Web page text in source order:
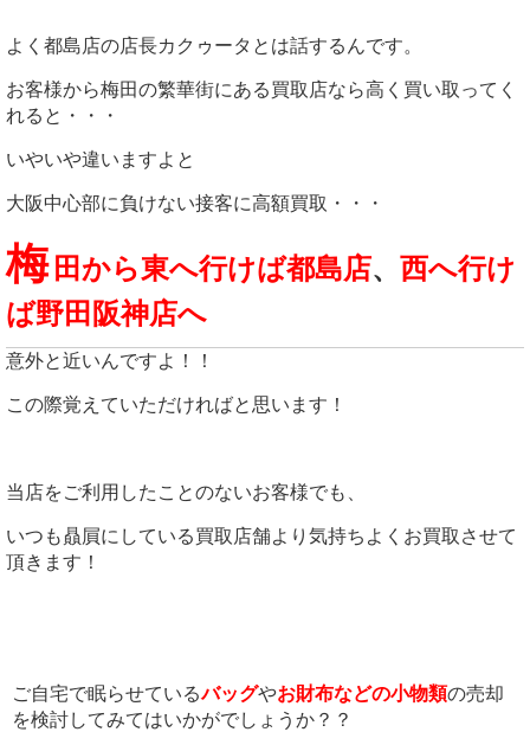
よく都島店の店長カクゥータとは話するんです。
お客様から梅田の繁華街にある買取店なら高く買い取ってく
れると・・・
いやいや違いますよと
大阪中心部に負けない接客に高額買取・・・
梅 田から東へ行けば都島店、 西へ行け
ば野田阪神店へ
意外と近いんですよ！！
この際覚えていただければと思います！
当店をご利用したことのないお客様でも、
いつも贔屓にしている買取店舗より気持ちよくお買取させて
頂きます！
ご自宅で眠らせているバッグやお財布などの小物類の売却
を検討してみてはいかがでしょうか？？